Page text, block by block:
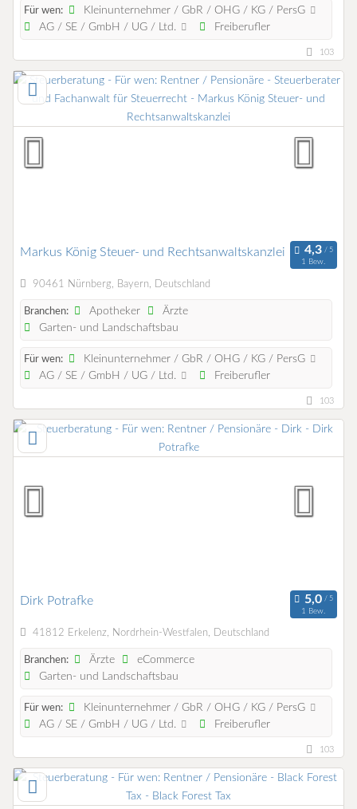
Für wen:
Kleinunternehmer / GbR / OHG / KG / PersG
AG / SE / GmbH / UG / Ltd.
Freiberufler
103
Markus König Steuer- und Rechtsanwaltskanzlei
1 Bew.
90461 Nürnberg, Bayern, Deutschland
Branchen: Apotheker
Ärzte
Garten- und Landschaftsbau
Für wen:
Kleinunternehmer / GbR / OHG / KG / PersG
AG / SE / GmbH / UG / Ltd.
Freiberufler
103
Dirk Potrafke
1 Bew.
41812 Erkelenz, Nordrhein-Westfalen, Deutschland
Branchen: Ärzte
eCommerce
Garten- und Landschaftsbau
Für wen:
Kleinunternehmer / GbR / OHG / KG / PersG
AG / SE / GmbH / UG / Ltd.
Freiberufler
103